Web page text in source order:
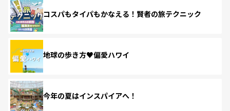
コスパもタイパもかなえる！賢者の旅テクニック
地球の歩き方♥偏愛ハワイ
今年の夏はインスパイアへ！